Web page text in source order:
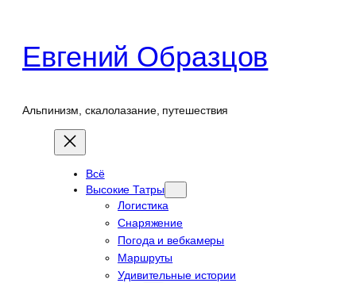
содержимому
Евгений Образцов
Альпинизм, скалолазание, путешествия
Всё
Высокие Татры
Логистика
Снаряжение
Погода и вебкамеры
Маршруты
Удивительные истории